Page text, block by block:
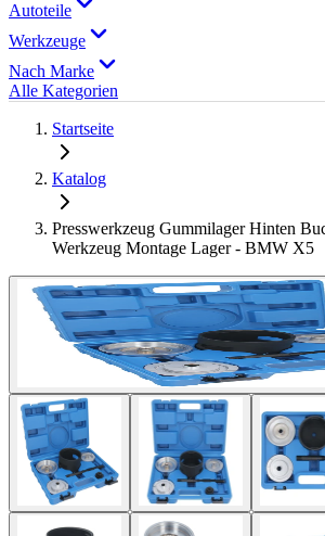
Autoteile
Werkzeuge
Nach Marke
Alle Kategorien
Startseite
Katalog
Presswerkzeug Gummilager Hinten
Werkzeug Montage Lager - BMW X5